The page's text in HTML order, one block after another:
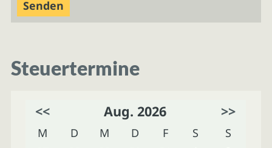
Steuertermine
<< Aug. 2026 >>
M D M D F S
S